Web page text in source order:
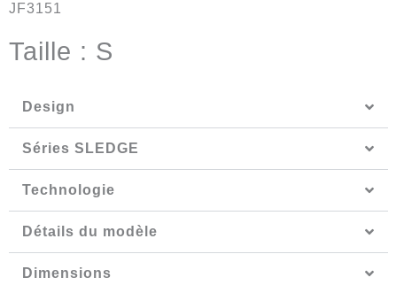
JF3151
Taille : S
Design
Séries SLEDGE
Technologie
Détails du modèle
Dimensions